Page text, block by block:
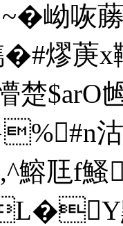
岰
�#熮菮
楚$arO
鰫尫f鰠
默